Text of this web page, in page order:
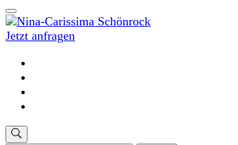
Nina-Carissima Schönrock
Jetzt anfragen